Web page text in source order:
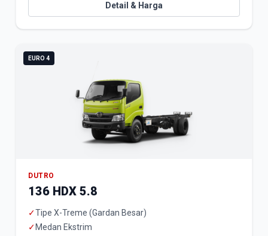
Detail & Harga
EURO 4
DUTRO
136 HDX 5.8
✓Tipe X-Treme (Gardan Besar)
✓ Medan Ekstrim